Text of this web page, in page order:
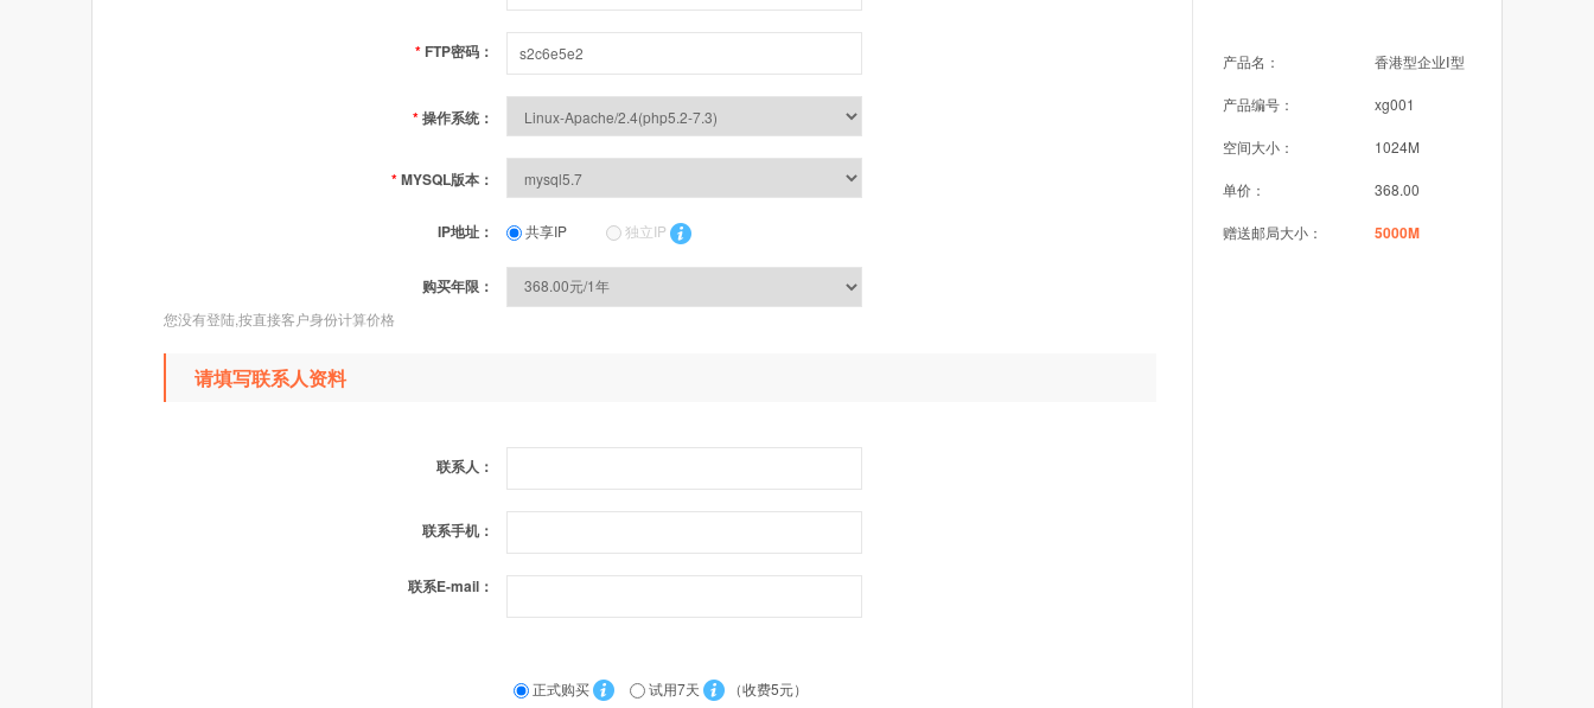
产品名： 香港型企业Ⅰ型
产品编号： xg001
空间大小： 1024M
单价： 368.00
赠送邮局大小： 5000M
* FTP密码：
*操作系统：
*MYSQL版本：
IP地址： 共享IP 独立IP
购买年限：
您没有登陆,按直接客户身份计算价格
请填写联系人资料
联系人：
联系手机：
联系E-mail：
正式购买 试用7天
（收费5元）